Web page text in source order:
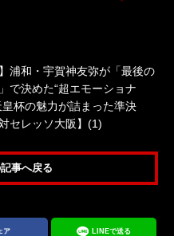
浦和・宇賀神友弥が「最後の
で決めた“超エモーショナ
皇杯の魅力が詰まった準決
セレッソ大阪】(1)
事へ戻る
ア LINEで送る